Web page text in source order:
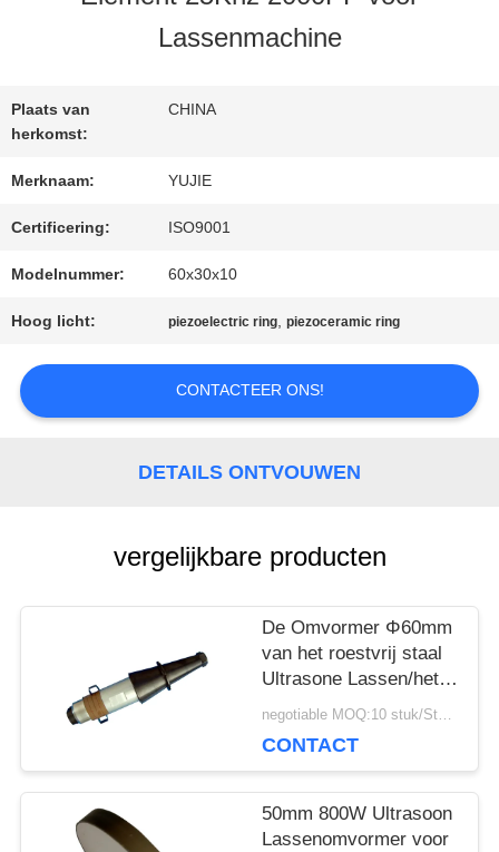
KWALITEITSCONTROLE
ONS
VERZOEK
OM EEN
CITAAT
SITEMAP
POLICY
Lassenmachine
Plaats van
herkomst:
CHINA
Merknaam: YUJIE
Certificering: ISO9001
Modelnummer: 60x30x10
Hoog licht: piezoelectric ring,piezoceramic ring
CONTACTEER ONS!
DETAILS ONTVOUWEN
vergelijkbare producten
De Omvormer Φ60mm
van het roestvrij staal
Ultrasone Lassen/het
Kristal van Φ30mm x negotiable MOQ:10 stuk/Stukken
CONTACT
50mm 800W Ultrasoon
Lassenomvormer voor